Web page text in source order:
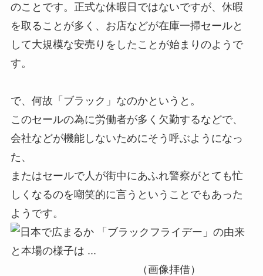
のことです。正式な休暇日ではないですが、休暇
を取ることが多く、お店などが在庫一掃セールと
して大規模な安売りをしたことが始まりのようで
す。
で、何故「ブラック」なのかというと。
このセールの為に労働者が多く欠勤するなどで、
会社などが機能しないためにそう呼ぶようになっ
た、
またはセールで人が街中にあふれ警察がとても忙
しくなるのを嘲笑的に言うということでもあった
ようです。
（画像拝借）